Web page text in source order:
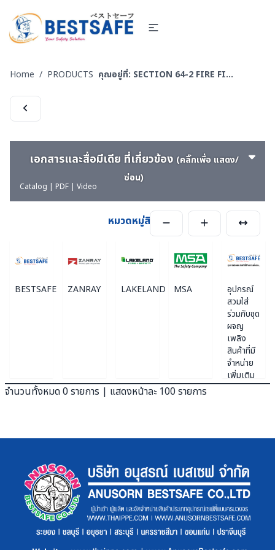
Home / PRODUCTS คุณอยู่ที่: SECTION 64-2 FIRE FIGHTING EQUIPMENT อุปกรณ์สวมใส่ร่วมกับชุดผจญเพลิง และงานกู้ภัย
เอกสารและสื่อมีเดีย ที่เกี่ยวข้อง (คลิ๊กเพื่อ แสดง/
ซ่อน)
Catalog | PDF | Video
หมวดหมู่สินค้า
BESTSAFE ZANRAY LAKELAND MSA
อุปกรณ์
สวมใส่
ร่วมกับชุด
ผจญ
เพลิง
สินค้าที่มี
จำหน่าย
เพิ่มเติม
จำนวนทั้งหมด 0 รายการ | แสดงหน้าละ 100 รายการ